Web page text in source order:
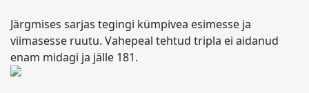
Järgmises sarjas tegingi kümpivea esimesse ja
viimasesse ruutu. Vahepeal tehtud tripla ei aidanud
enam midagi ja jälle 181.